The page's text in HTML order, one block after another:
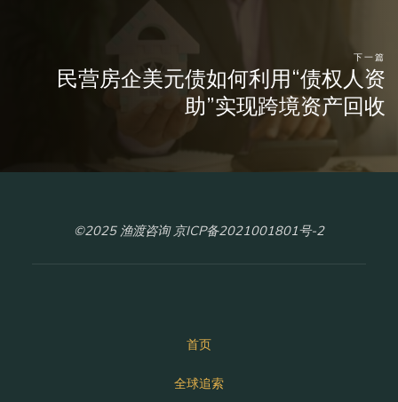
下一篇
民营房企美元债如何利用“债权人资
助”实现跨境资产回收
©2025 渔渡咨询 京ICP备2021001801号-2
首页
全球追索